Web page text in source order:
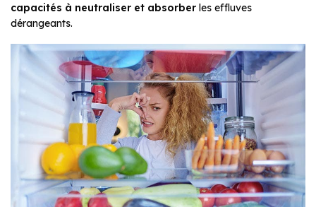
capacités à neutraliser et absorber les effluves
dérangeants.